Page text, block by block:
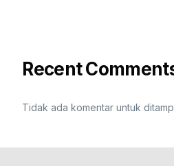
Recent
Tidak ada komentar untuk